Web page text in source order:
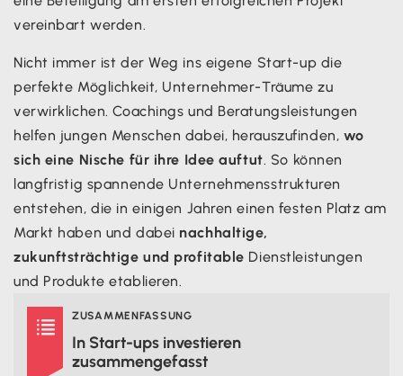
vereinbart werden.
Nicht immer ist der Weg ins eigene Start-up die
perfekte Möglichkeit, Unternehmer-Träume zu
verwirklichen. Coachings und Beratungsleistungen
helfen jungen Menschen dabei, herauszufinden, wo
sich eine Nische für ihre Idee auftut. So können
langfristig spannende Unternehmensstrukturen
entstehen, die in einigen Jahren einen festen Platz am
Markt haben und dabei nachhaltige,
zukunftsträchtige und profitable Dienstleistungen
und Produkte etablieren.
 ZUSAMMENFASSUNG
In Start-ups investieren
zusammengefasst